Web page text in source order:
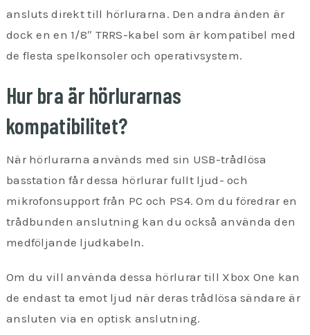
ansluts direkt till hörlurarna. Den andra änden är
dock en en 1/8″ TRRS-kabel som är kompatibel med
de flesta spelkonsoler och operativsystem.
Hur bra är hörlurarnas
kompatibilitet?
När hörlurarna används med sin USB-trådlösa
basstation får dessa hörlurar fullt ljud- och
mikrofonsupport från PC och PS4. Om du föredrar en
trådbunden anslutning kan du också använda den
medföljande ljudkabeln.
Om du vill använda dessa hörlurar till Xbox One kan
de endast ta emot ljud när deras trådlösa sändare är
ansluten via en optisk anslutning.